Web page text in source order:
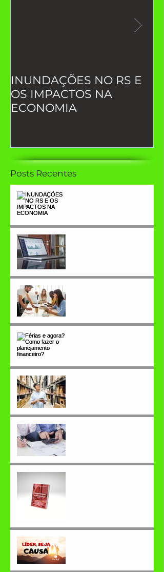
INUNDAÇÕES NO RS E
OS IMPACTOS NA
ECONOMIA
Posts Recentes